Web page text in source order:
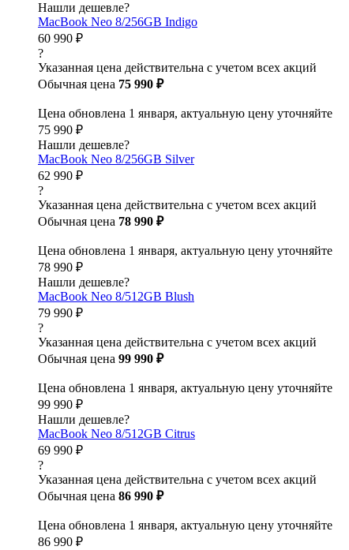
Нашли дешевле?
MacBook Neo 8/256GB Indigo
60 990 ₽
?
Указанная цена действительна с учетом всех акций
Обычная цена 75 990 ₽
Цена обновлена 1 января, актуальную цену уточняйте
75 990 ₽
Нашли дешевле?
MacBook Neo 8/256GB Silver
62 990 ₽
?
Указанная цена действительна с учетом всех акций
Обычная цена 78 990 ₽
Цена обновлена 1 января, актуальную цену уточняйте
78 990 ₽
Нашли дешевле?
MacBook Neo 8/512GB Blush
79 990 ₽
?
Указанная цена действительна с учетом всех акций
Обычная цена 99 990 ₽
Цена обновлена 1 января, актуальную цену уточняйте
99 990 ₽
Нашли дешевле?
MacBook Neo 8/512GB Citrus
69 990 ₽
?
Указанная цена действительна с учетом всех акций
Обычная цена 86 990 ₽
Цена обновлена 1 января, актуальную цену уточняйте
86 990 ₽